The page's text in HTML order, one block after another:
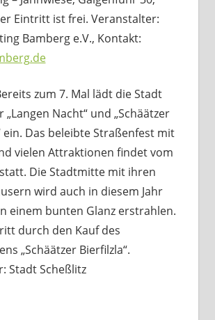
Eintritt ist frei. Veranstalter:
Bamberg e.V., Kontakt:
zum 7. Mal lädt die Stadt
„Langen Nacht“ und „Schäätzer
ein. Das beleibte Straßenfest mit
vielen Attraktionen findet vom
statt. Die Stadtmitte mit ihren
wird auch in diesem Jahr
einem bunten Glanz erstrahlen.
durch den Kauf des
„Schäätzer Bierfilzla“.
Stadt Scheßlitz